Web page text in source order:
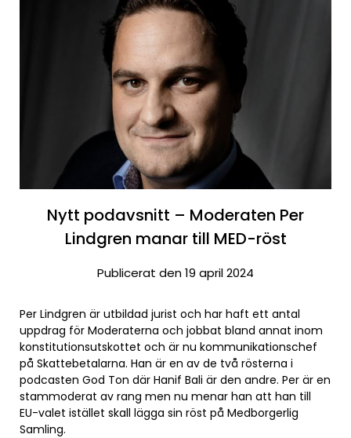
Nytt podavsnitt – Moderaten Per
Lindgren manar till MED-röst
Publicerat den 19 april 2024
Per Lindgren är utbildad jurist och har haft ett antal
uppdrag för Moderaterna och jobbat bland annat inom
konstitutionsutskottet och är nu kommunikationschef
på Skattebetalarna. Han är en av de två rösterna i
podcasten God Ton där Hanif Bali är den andre. Per är en
stammoderat av rang men nu menar han att han till
EU-valet istället skall lägga sin röst på Medborgerlig
Samling.